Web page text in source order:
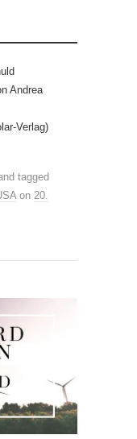
Andrea
Verlag)
tagged
on 20.